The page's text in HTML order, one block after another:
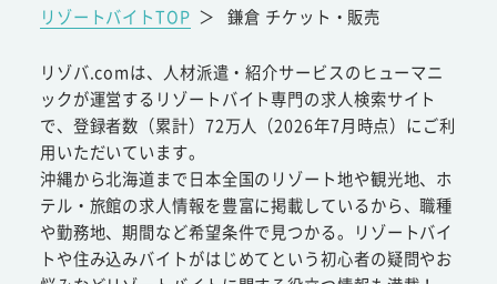
リゾートバイトTOP ＞ 鎌倉 チケット・販売
リゾバ.comは、人材派遣・紹介サービスのヒューマニ
ックが運営するリゾートバイト専門の求人検索サイト
で、登録者数（累計）72万人（2026年7月時点）にご利
用いただいています。
沖縄から北海道まで日本全国のリゾート地や観光地、ホ
テル・旅館の求人情報を豊富に掲載しているから、職種
や勤務地、期間など希望条件で見つかる。リゾートバイ
トや住み込みバイトがはじめてという初心者の疑問やお